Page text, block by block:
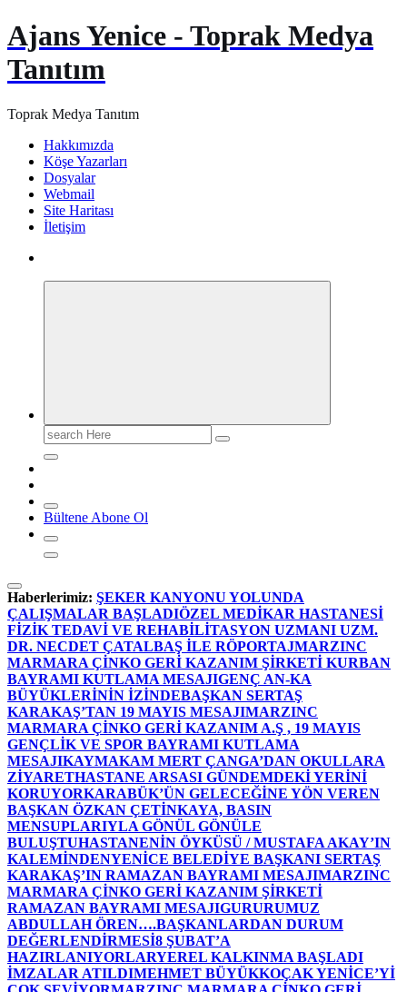
Ajans Yenice - Toprak Medya
Tanıtım
Toprak Medya Tanıtım
Hakkımızda
Köşe Yazarları
Dosyalar
Webmail
Site Haritası
İletişim
Search
for:
Bültene Abone Ol
Haberlerimiz: ŞEKER KANYONU YOLUNDA
ÇALIŞMALAR BAŞLADIÖZEL MEDİKAR HASTANESİ
FİZİK TEDAVİ VE REHABİLİTASYON UZMANI UZM.
DR. NECDET ÇATALBAŞ İLE RÖPORTAJMARZINC
MARMARA ÇİNKO GERİ KAZANIM ŞİRKETİ KURBAN
BAYRAMI KUTLAMA MESAJIGENÇ AN-KA
BÜYÜKLERİNİN İZİNDEBAŞKAN SERTAŞ
KARAKAŞ’TAN 19 MAYIS MESAJIMARZINC
MARMARA ÇİNKO GERİ KAZANIM A.Ş , 19 MAYIS
GENÇLİK VE SPOR BAYRAMI KUTLAMA
MESAJIKAYMAKAM MERT ÇANGA’DAN OKULLARA
ZİYARETHASTANE ARSASI GÜNDEMDEKİ YERİNİ
KORUYORKARABÜK’ÜN GELECEĞİNE YÖN VEREN
BAŞKAN ÖZKAN ÇETİNKAYA, BASIN
MENSUPLARIYLA GÖNÜL GÖNÜLE
BULUŞTUHASTANENİN ÖYKÜSÜ / MUSTAFA AKAY’IN
KALEMİNDENYENİCE BELEDİYE BAŞKANI SERTAŞ
KARAKAŞ’IN RAMAZAN BAYRAMI MESAJIMARZINC
MARMARA ÇİNKO GERİ KAZANIM ŞİRKETİ
RAMAZAN BAYRAMI MESAJIGURURUMUZ
ABDULLAH ÖREN….BAŞKANLARDAN DURUM
DEĞERLENDİRMESİ8 ŞUBAT’A
HAZIRLANIYORLARYEREL KALKINMA BAŞLADI
İMZALAR ATILDIMEHMET BÜYÜKKOÇAK YENİCE’Yİ